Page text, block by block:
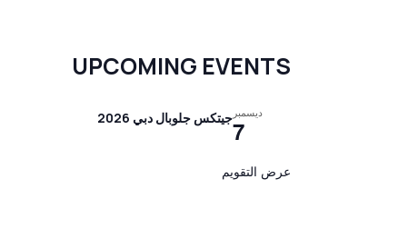
UPCOMING EVENTS
ديسمبر
7جيتكس جلوبال دبي 2026
عرض التقويم